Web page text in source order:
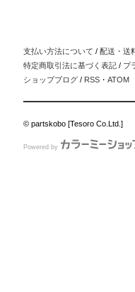
支払い方法について / 配送・送
特定商取引法に基づく表記 / プ
ショップブログ / RSS ・ATOM
© partskobo [Tesoro Co.Ltd.]
Powered by